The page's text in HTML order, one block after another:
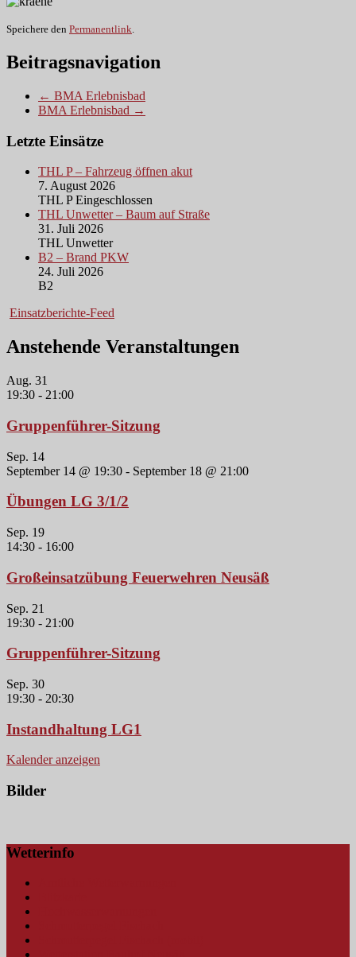
Speichere den Permanentlink.
Beitragsnavigation
← BMA Erlebnisbad
BMA Erlebnisbad →
Letzte Einsätze
THL P – Fahrzeug öffnen akut
7. August 2026
THL P Eingeschlossen
THL Unwetter – Baum auf Straße
31. Juli 2026
THL Unwetter
B2 – Brand PKW
24. Juli 2026
B2
Einsatzberichte-Feed
Anstehende Veranstaltungen
Aug. 31
19:30 - 21:00
Gruppenführer-Sitzung
Sep. 14
September 14 @ 19:30 - September 18 @ 21:00
Übungen LG 3/1/2
Sep. 19
14:30 - 16:00
Großeinsatzübung Feuerwehren Neusäß
Sep. 21
19:30 - 21:00
Gruppenführer-Sitzung
Sep. 30
19:30 - 20:30
Instandhaltung LG1
Kalender anzeigen
Bilder
Wetterinfo